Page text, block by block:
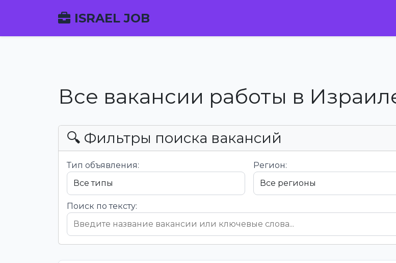
ISRAEL JOB
Все вакансии работы в
🔍 Фильтры поиска вакансий
Тип объявления: Регион:
Поиск по тексту: